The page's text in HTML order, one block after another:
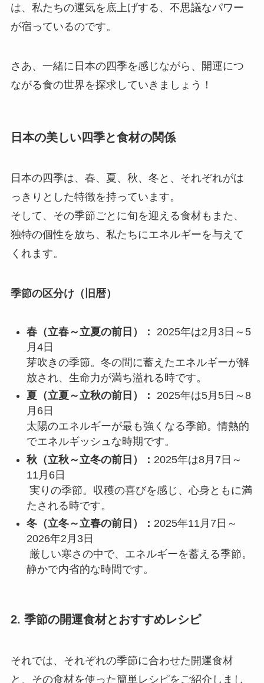
は、私たちの運気を底上げする、不思議なパワー
が宿っているのです。
さあ、一緒に日本の四季を感じながら、開運につ
ながる食の世界を探求していきましょう！
日本の美しい四季と食材の関係
日本の四季は、春、夏、秋、冬と、それぞれがは
っきりとした特徴を持っています。
そして、その季節ごとに旬を迎える食材もまた、
独特の個性を放ち、私たちにエネルギーを与えて
くれます。
季節の区分け（旧暦）
春（立春～立夏の前日）：
2025年は2月3日～5
月4日
芽吹きの季節。冬の間に蓄えたエネルギーが解
放され、生命力が満ち溢れる時です。
夏（立夏～立秋の前日）：
2025年は5月5日～8
月6日
太陽のエネルギーが最も強くなる季節。情熱的
でエネルギッシュな時期です。
秋（立秋～立冬の前日）： 2025年は8月7日～
11月6日
実りの季節。収穫の喜びを感じ、心身ともに満
たされる時です。
冬（立冬～立春の前日）： 2025年11月7日～
2026年2月3日
厳しい寒さの中で、エネルギーを蓄える季節。
静かで内省的な時間です。
2. 季節の開運食材とおすすめレシピ
それでは、それぞれの季節に合わせた開運食材
と、その食材を使った簡単レシピをご紹介しまし